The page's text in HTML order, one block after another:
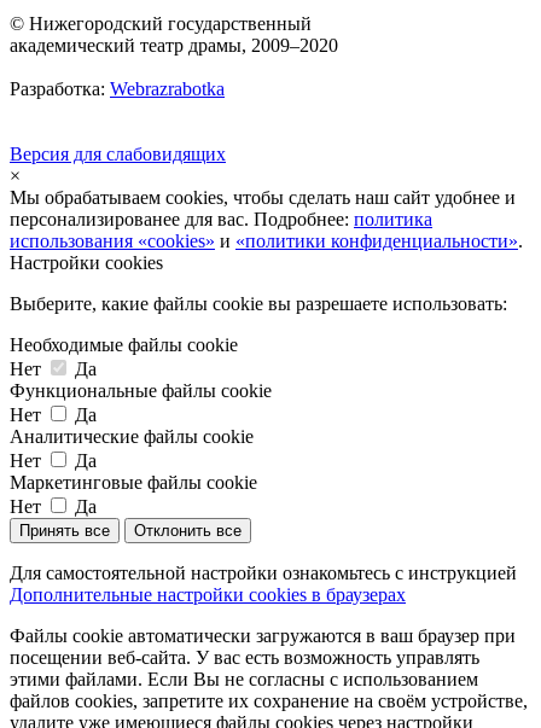
© Нижегородский государственный
академический театр драмы, 2009–2020
Разработка: Webrazrabotka
Версия для слабовидящих
×
Мы обрабатываем cookies, чтобы сделать наш сайт удобнее и
персонализированее для вас. Подробнее: политика
использования «cookies» и «политики конфиденциальности».
Настройки cookies
Выберите, какие файлы cookie вы разрешаете использовать:
Необходимые файлы cookie
Нет
Да
Функциональные файлы cookie
Нет
Да
Аналитические файлы cookie
Нет
Да
Маркетинговые файлы cookie
Нет
Да
Принять все Отклонить все
Для самостоятельной настройки ознакомьтесь с инструкцией
Дополнительные настройки cookies в браузерах
Файлы cookie автоматически загружаются в ваш браузер при
посещении веб-сайта. У вас есть возможность управлять
этими файлами. Если Вы не согласны с использованием
файлов cookies, запретите их сохранение на своём устройстве,
удалите уже имеющиеся файлы cookies через настройки